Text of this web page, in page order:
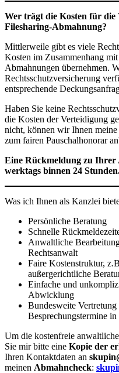
Wer trägt die Kosten für die
Filesharing-Abmahnung?
Mittlerweile gibt es viele
Kosten im Zusammenhang
Abmahnungen übernehmen.
Rechtsschutzversicherung
entsprechende
Haben Sie keine
die Kosten der Verteidigung
nicht, können wir Ihnen
zum fairen Pauschalhonorar
Eine Rückmeldung zu Ihrer
werktags binnen 24
Was ich Ihnen als Kanzlei
Persönliche Beratung
Schnelle
Anwaltliche
Rechtsanwalt
Faire Kostenstruktur,
außergerichtliche
Einfache und
Abwicklung
Bundesweite
Besprechungstermine
Um die kostenfreie
Sie mir bitte eine Kopie der
Ihren Kontaktdaten an
meinen Abmahncheck: